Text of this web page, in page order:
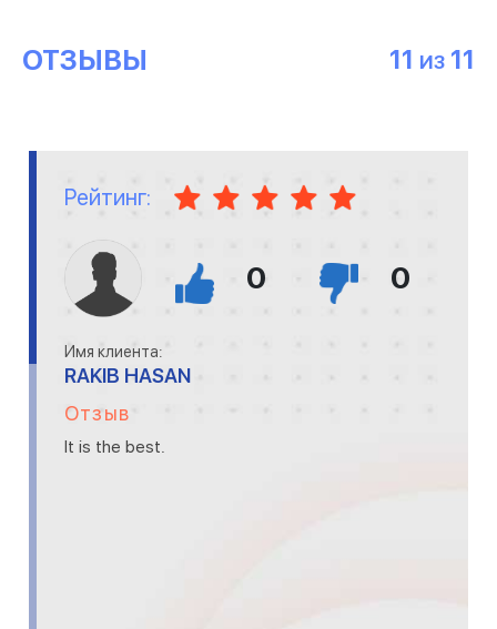
ОТЗЫВЫ 11 ИЗ 11
Рейтинг:
0 0
Имя клиента:
RAKIB HASAN
Отзыв
It is the best.